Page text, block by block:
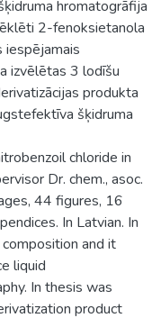
hromatogrāfija
2-fenoksietanola
iespējamais
izvēlētas 3 lodīšu
produkta
šķidruma
chloride in
Dr. chem., asoc.
44 figures, 16
In Latvian. In
and it
liquid
In thesis was
product